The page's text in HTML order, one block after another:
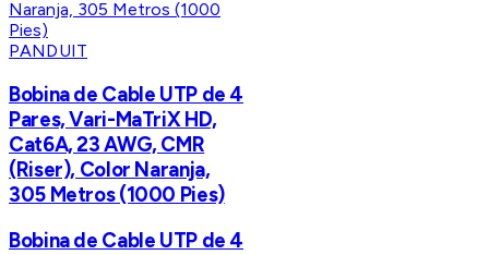
PANDUIT
Bobina de Cable UTP de 4
Pares, Vari-MaTriX HD,
Cat6A, 23 AWG, CMR
(Riser), Color Naranja,
305 Metros (1000 Pies)
Bobina de Cable UTP de 4